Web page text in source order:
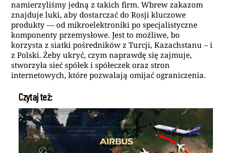
namierzyliśmy jedną z takich firm. Wbrew zakazom
znajduje luki, aby dostarczać do Rosji kluczowe
produkty — od mikroelektroniki po specjalistyczne
komponenty przemysłowe. Jest to możliwe, bo
korzysta z siatki pośredników z Turcji, Kazachstanu – i
z Polski. Żeby ukryć, czym naprawdę się zajmuje,
stworzyła sieć spółek i spółeczek oraz stron
internetowych, które pozwalają omijać ograniczenia.
Czytaj też: